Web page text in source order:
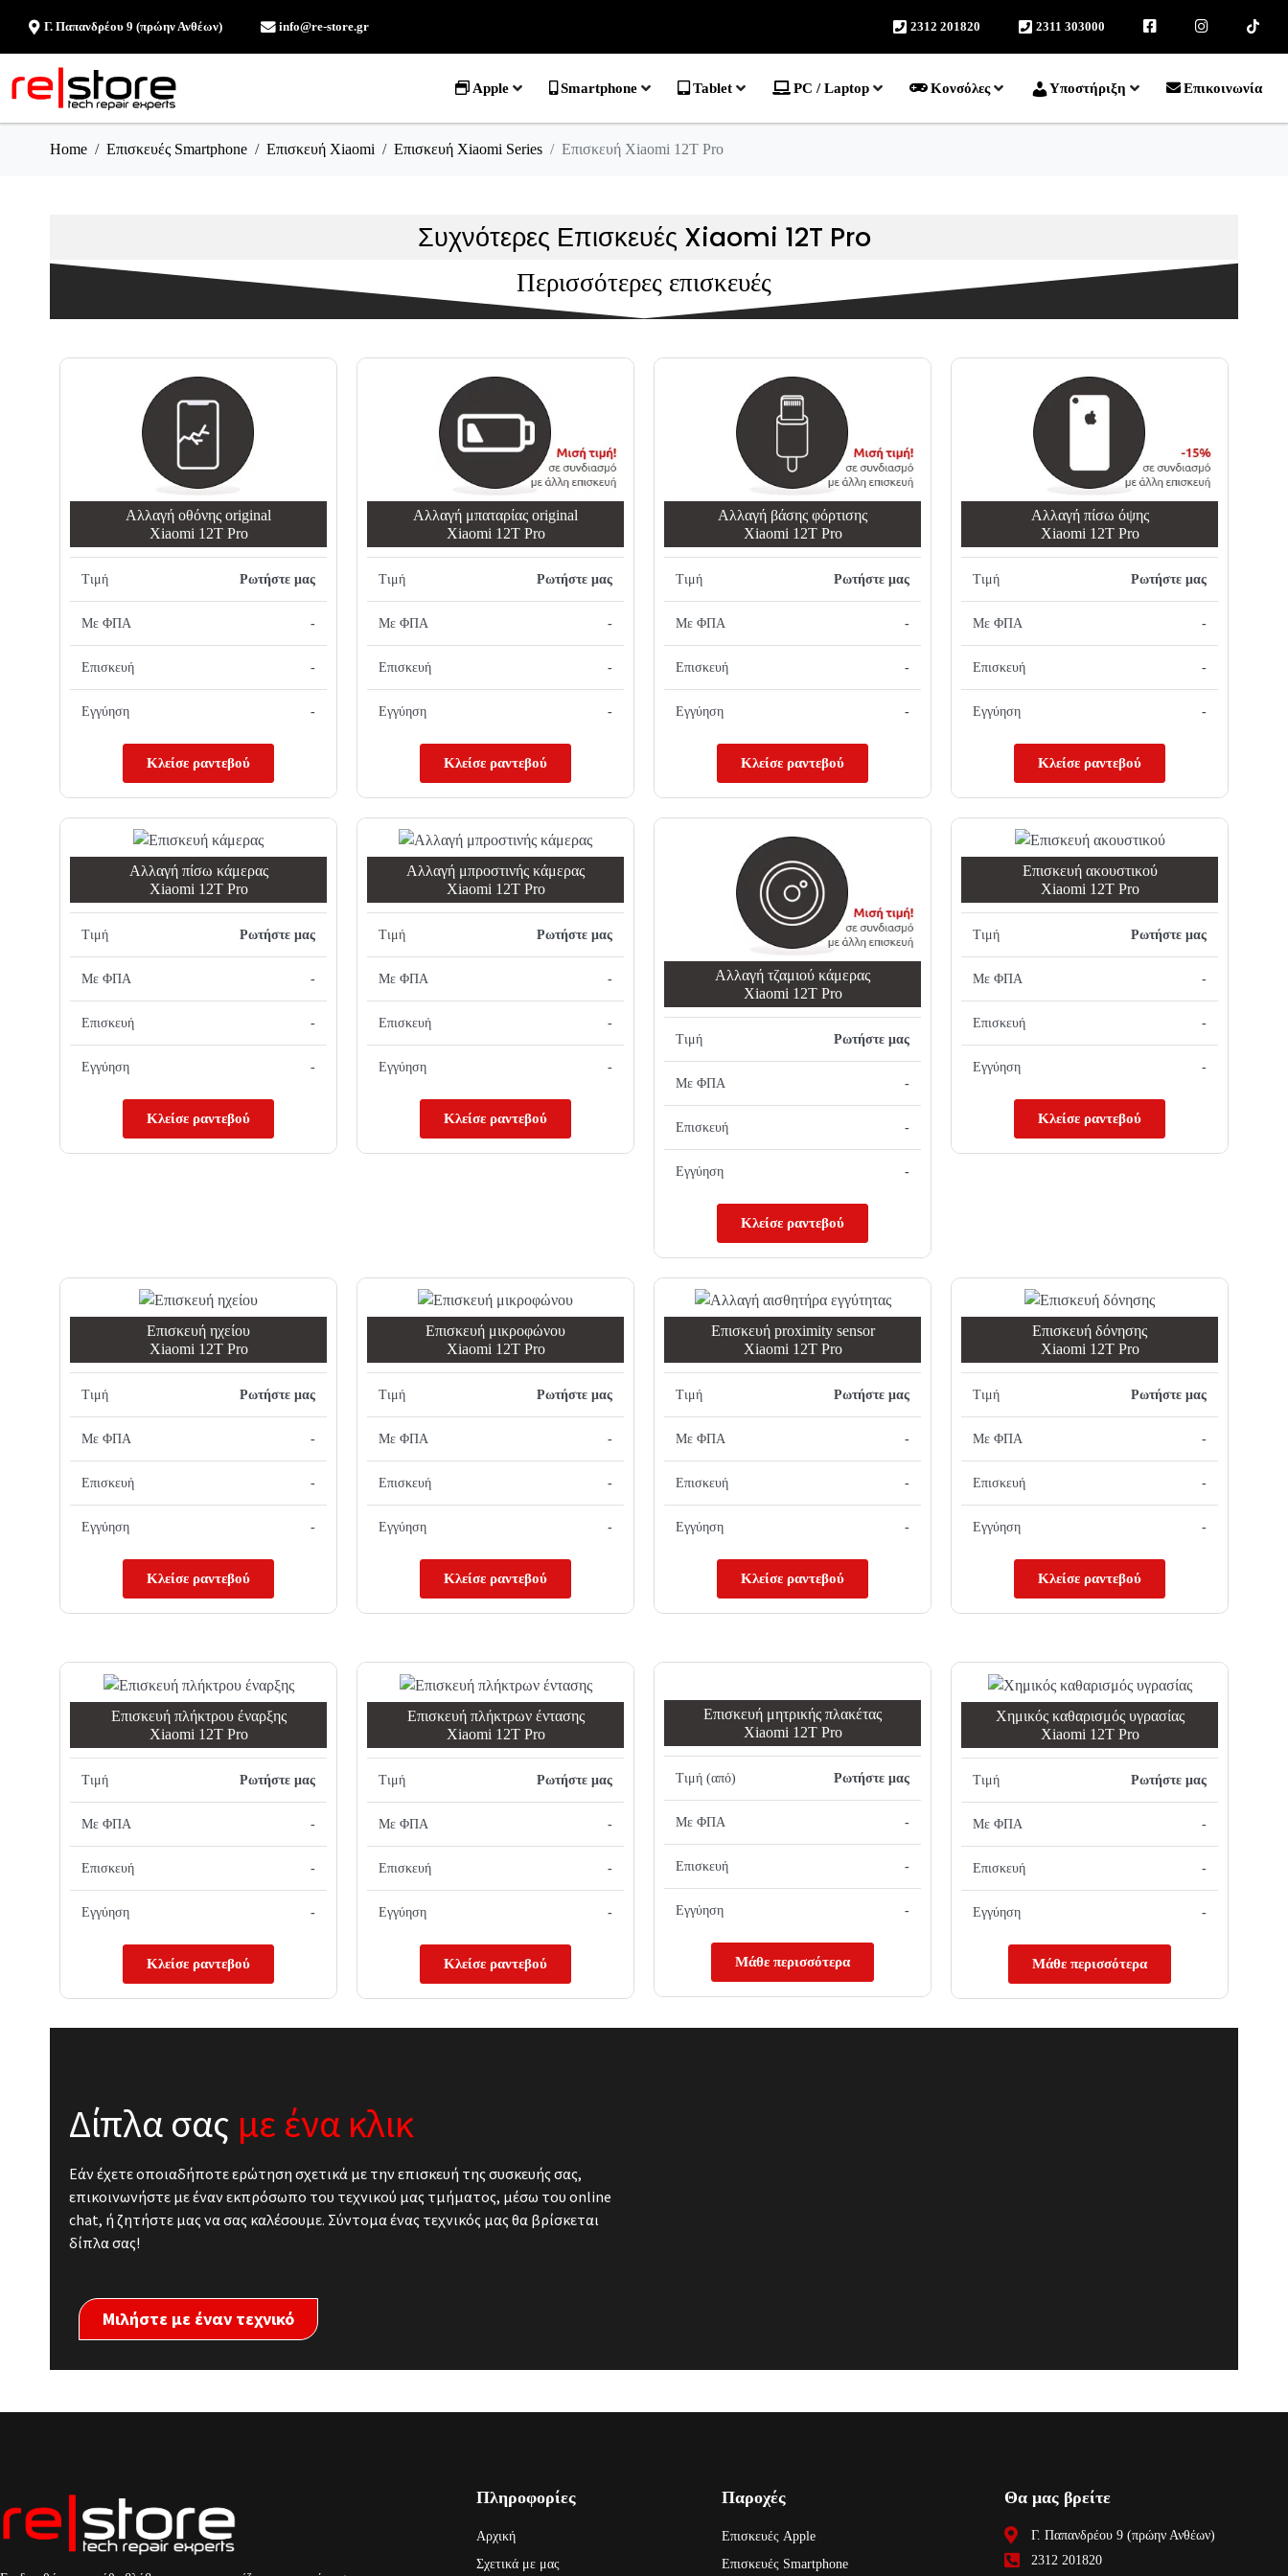
Γ. Παπανδρέου 9 (πρώην Ανθέων) info@re-store.gr 2312 201820 2311 303000 facebook instagramTikTok
Apple Smartphone Tablet PC / Laptop Κονσόλες Υποστήριξη Επικοινωνία
Home Επισκευές Smartphone Επισκευή Xiaomi Επισκευή Xiaomi Series Επισκευή Xiaomi 12T Pro
Συχνότερες Επισκευές Xiaomi 12T Pro
Περισσότερες επισκευές
Αλλαγή oθόνης οriginal
Xiaomi 12T Pro
Τιμή Ρωτήστε μας
Με ΦΠΑ -
Επισκευή -
Εγγύηση -
Κλείσε ραντεβού
Αλλαγή μπαταρίας original
Xiaomi 12T Pro
Τιμή Ρωτήστε μας
Με ΦΠΑ -
Επισκευή -
Εγγύηση -
Κλείσε ραντεβού
Αλλαγή βάσης φόρτισης
Xiaomi 12T Pro
Τιμή Ρωτήστε μας
Με ΦΠΑ -
Επισκευή -
Εγγύηση -
Κλείσε ραντεβού
Αλλαγή πίσω όψης
Xiaomi 12T Pro
Τιμή Ρωτήστε μας
Με ΦΠΑ -
Επισκευή -
Εγγύηση -
Κλείσε ραντεβού
Αλλαγή πίσω κάμερας
Xiaomi 12T Pro
Τιμή Ρωτήστε μας
Με ΦΠΑ -
Επισκευή -
Εγγύηση -
Κλείσε ραντεβού
Αλλαγή μπροστινής κάμερας
Xiaomi 12T Pro
Τιμή Ρωτήστε μας
Με ΦΠΑ -
Επισκευή -
Εγγύηση -
Κλείσε ραντεβού
Αλλαγή τζαμιού κάμερας
Xiaomi 12T Pro
Τιμή Ρωτήστε μας
Με ΦΠΑ -
Επισκευή -
Εγγύηση -
Κλείσε ραντεβού
Επισκευή ακουστικού
Xiaomi 12T Pro
Τιμή Ρωτήστε μας
Με ΦΠΑ -
Επισκευή -
Εγγύηση -
Κλείσε ραντεβού
Επισκευή ηχείου
Xiaomi 12T Pro
Τιμή Ρωτήστε μας
Με ΦΠΑ -
Επισκευή -
Εγγύηση -
Κλείσε ραντεβού
Επισκευή μικροφώνου
Xiaomi 12T Pro
Τιμή Ρωτήστε μας
Με ΦΠΑ -
Επισκευή -
Εγγύηση -
Κλείσε ραντεβού
Επισκευή proximity sensor
Xiaomi 12T Pro
Τιμή Ρωτήστε μας
Με ΦΠΑ -
Επισκευή -
Εγγύηση -
Κλείσε ραντεβού
Επισκευή δόνησης
Xiaomi 12T Pro
Τιμή Ρωτήστε μας
Με ΦΠΑ -
Επισκευή -
Εγγύηση -
Κλείσε ραντεβού
Επισκευή πλήκτρου έναρξης
Xiaomi 12T Pro
Τιμή Ρωτήστε μας
Με ΦΠΑ -
Επισκευή -
Εγγύηση -
Κλείσε ραντεβού
Επισκευή πλήκτρων έντασης
Xiaomi 12T Pro
Τιμή Ρωτήστε μας
Με ΦΠΑ -
Επισκευή -
Εγγύηση -
Κλείσε ραντεβού
Επισκευή μητρικής πλακέτας
Xiaomi 12T Pro
Τιμή (από) Ρωτήστε μας
Με ΦΠΑ -
Επισκευή -
Εγγύηση -
Μάθε περισσότερα
Χημικός καθαρισμός υγρασίας
Xiaomi 12T Pro
Τιμή Ρωτήστε μας
Με ΦΠΑ -
Επισκευή -
Εγγύηση -
Μάθε περισσότερα
Δίπλα σας με ένα κλικ
Εάν έχετε οποιαδήποτε ερώτηση σχετικά με την επισκευή της συσκευής σας,
επικοινωνήστε με έναν εκπρόσωπο του τεχνικού μας τμήματος, μέσω του online
chat, ή ζητήστε μας να σας καλέσουμε. Σύντομα ένας τεχνικός μας θα βρίσκεται
δίπλα σας!
Μιλήστε με έναν τεχνικό
Πληροφορίες
Αρχική
Σχετικά με μας
Παροχές
Επισκευές Apple
Επισκευές Smartphone
Θα μας βρείτε
Γ. Παπανδρέου 9 (πρώην Ανθέων)
2312 201820